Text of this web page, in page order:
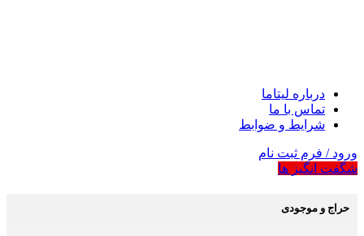
درباره لیتاما
تماس با ما
شرایط و ضوابط
ورود / فرم ثبت نام
شگفت انگیز ها
حراج و موجودی